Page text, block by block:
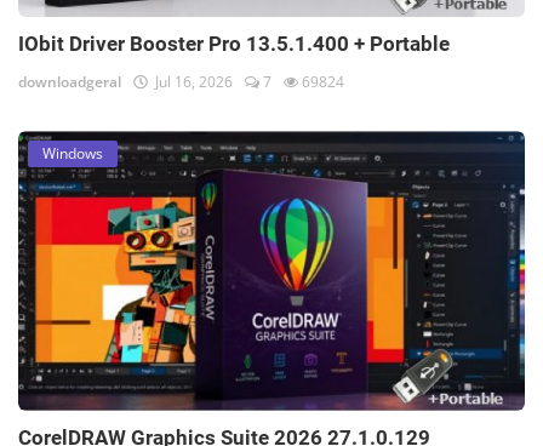
IObit Driver Booster Pro 13.5.1.400 + Portable
downloadgeral Jul 16, 2026 7 69824
Windows
CorelDRAW Graphics Suite 2026 27.1.0.129